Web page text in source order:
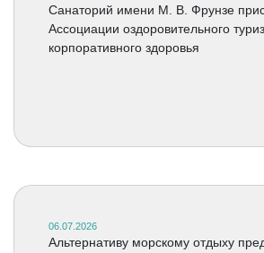
Санаторий имени М. В. Фрунзе
Ассоциации оздоровительного
корпоративного здоровья
06.07.2026
Альтернативу морскому отдыху